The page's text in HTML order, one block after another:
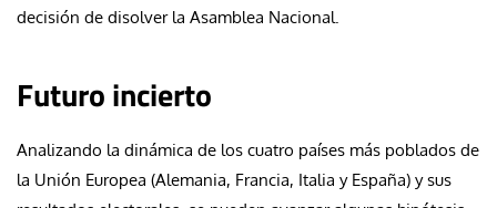
decisión de disolver la Asamblea Nacional.
Futuro incierto
Analizando la dinámica de los cuatro países más poblados de
la Unión Europea (Alemania, Francia, Italia y España) y sus